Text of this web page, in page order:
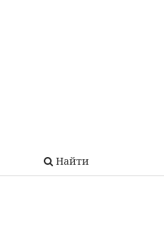
Найти